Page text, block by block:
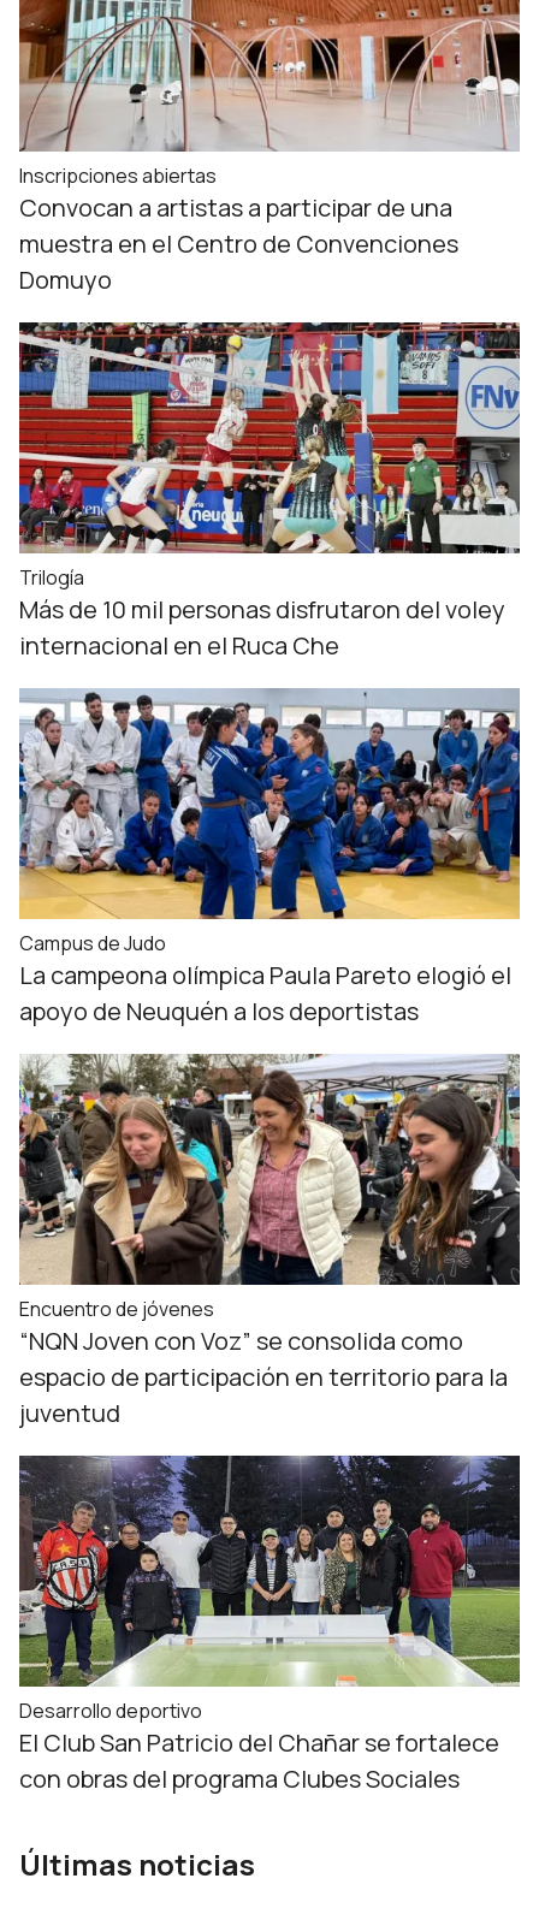
Inscripciones abiertas
Convocan a artistas a participar de una
muestra en el Centro de Convenciones
Domuyo
Trilogía
Más de 10 mil personas disfrutaron del voley
internacional en el Ruca Che
Campus de Judo
La campeona olímpica Paula Pareto elogió el
apoyo de Neuquén a los deportistas
Encuentro de jóvenes
“NQN Joven con Voz” se consolida como
espacio de participación en territorio para la
juventud
Desarrollo deportivo
El Club San Patricio del Chañar se fortalece
con obras del programa Clubes Sociales
Últimas noticias